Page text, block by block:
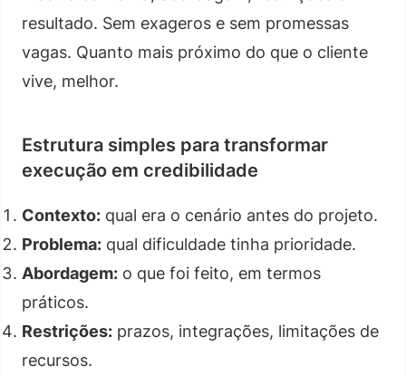
resultado. Sem exageros e sem promessas
vagas. Quanto mais próximo do que o cliente
vive, melhor.
Estrutura simples para transformar
execução em credibilidade
Contexto: qual era o cenário antes do projeto.
Problema: qual dificuldade tinha prioridade.
Abordagem: o que foi feito, em termos
práticos.
Restrições: prazos, integrações, limitações de
recursos.